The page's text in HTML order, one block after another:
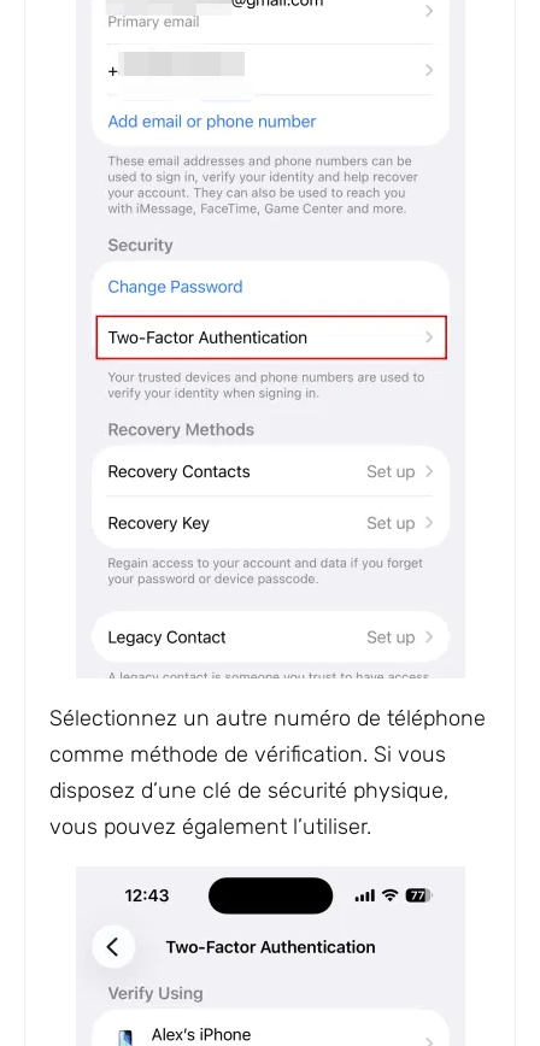
Sélectionnez un autre numéro de téléphone
comme méthode de vérification. Si vous
disposez d’une clé de sécurité physique,
vous pouvez également l’utiliser.